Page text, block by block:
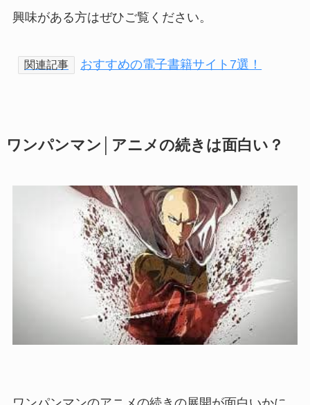
興味がある方はぜひご覧ください。
関連記事 おすすめの電子書籍サイト7選！
ワンパンマン│アニメの続きは面白い？